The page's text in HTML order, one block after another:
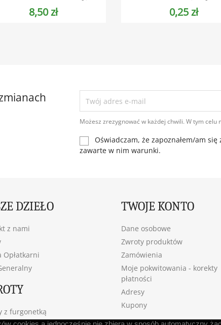
8,50 zł 0,25 zł
Możesz zrezygnować w każdej chwili. W tym
Oświadczam, że zapoznałem/am
zawarte w nim warunki.
DZIEŁO
z nami
Opłatkarni
z furgonetką
TWOJE KONTO
Dane osobowe
Zwroty produktów
Zamówienia
Moje pokwitowania - korekty
płatności
Adresy
Kupony